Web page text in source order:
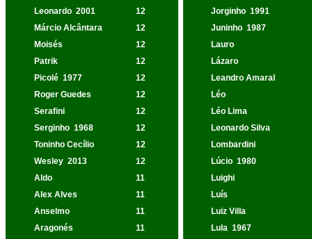
Leonardo 2001 12 Jorginho 1991
Márcio Alcântara
12 Juninho 1987
Moisés
12
Lauro
Patrik
12
Lázaro
Picolé 1977 12
Leandro Amaral
Roger Guedes
12
Léo
Serafini
12
Léo Lima
Serginho 1968 12
Leonardo Silva
Toninho Cecílio
12
Lombardini
Wesley 2013 12 Lúcio 1980
Aldo
11
Luighi
Alex Alves
11
Luís
Anselmo
11
Luiz Villa
Aragonés
11 Lula 1967